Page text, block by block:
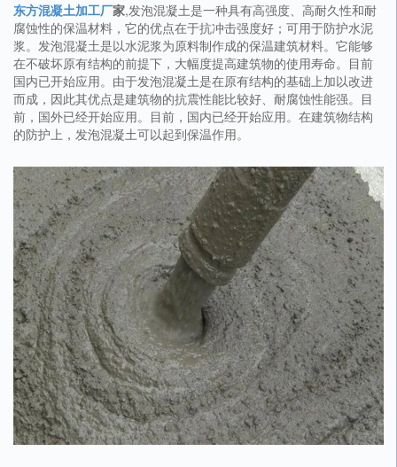
东方混凝土加工厂家,发泡混凝土是一种具有高强度、高耐久性和耐
腐蚀性的保温材料，它的优点在于抗冲击强度好；可用于防护水泥
浆。发泡混凝土是以水泥浆为原料制作成的保温建筑材料。它能够
在不破坏原有结构的前提下，大幅度提高建筑物的使用寿命。目前
国内已开始应用。由于发泡混凝土是在原有结构的基础上加以改进
而成，因此其优点是建筑物的抗震性能比较好、耐腐蚀性能强。目
前，国外已经开始应用。目前，国内已经开始应用。在建筑物结构
的防护上，发泡混凝土可以起到保温作用。